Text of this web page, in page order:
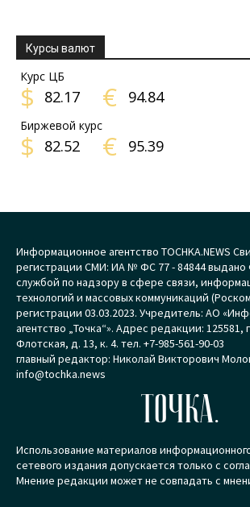
Курсы валют
Курс ЦБ
$ 82.17 € 94.84
Биржевой курс
$ 82.52 € 95.39
Информационное агентство TOCHKA.NEWS
регистрации СМИ: ИА № ФС 77 - 84844
службой по надзору в сфере связи,
технологий и массовых коммуникаций
регистрации 03.03.2023. Учредитель: АО
агентство „Точка“». Адрес редакции: 125581,
Флотская, д. 13, к. 4. тел. +7-985-561-90-03
главный редактор: Николай Викторович
info@tochka.news
ТОЧКА.
Использование материалов
сетевого издания допускается только с
Мнение редакции может не совпадать с